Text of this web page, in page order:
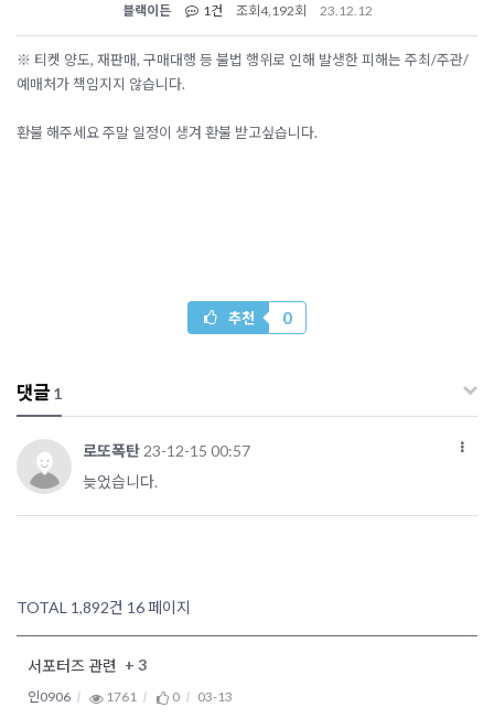
블랙이든 1건 조회 4,192회 23.12.12
※ 티켓 양도, 재판매, 구매대행 등 불법 행위로 인해 발생한 피해는 주최/주관/
예매처가 책임지지 않습니다.
환불 해주세요 주말 일정이 생겨 환불 받고싶습니다.
추천 0
댓글 1
로또폭탄 23-12-15 00:57
늦었습니다.
TOTAL 1,892건 16 페이지
서포터즈 관련 + 3
인0906 1761 0 03-13